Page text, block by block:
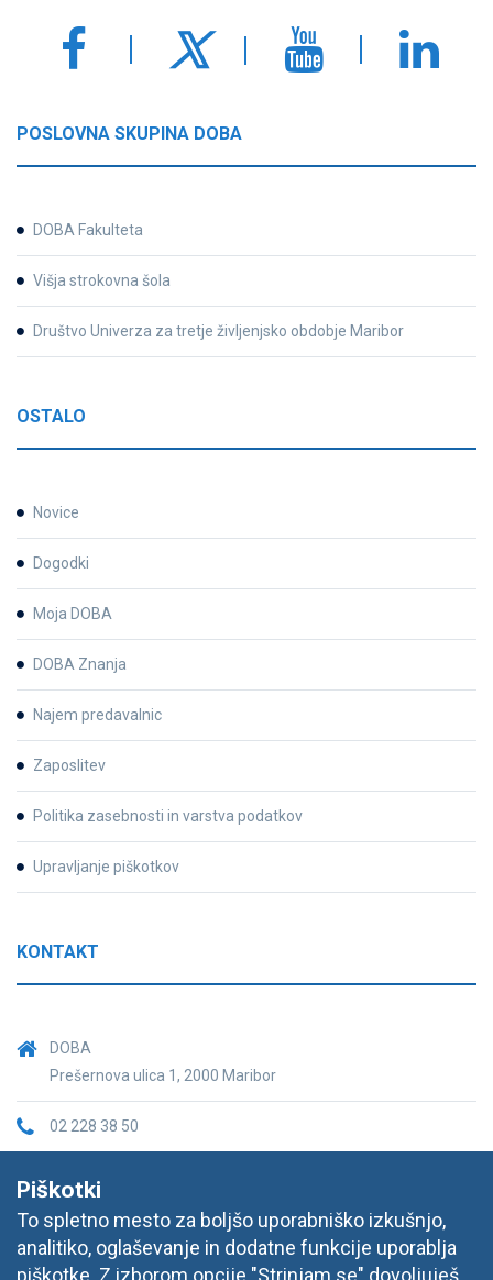
POSLOVNA SKUPINA DOBA
DOBA Fakulteta
Višja strokovna šola
Društvo Univerza za tretje življenjsko obdobje Maribor
OSTALO
Novice
Dogodki
Moja DOBA
DOBA Znanja
Najem predavalnic
Zaposlitev
Politika zasebnosti in varstva podatkov
Upravljanje piškotkov
KONTAKT
DOBA
Prešernova ulica 1, 2000 Maribor
02 228 38 50
Piškotki
To spletno mesto za boljšo uporabniško izkušnjo,
analitiko, oglaševanje in dodatne funkcije uporablja
piškotke. Z izborom opcije "Strinjam se" dovoljuješ